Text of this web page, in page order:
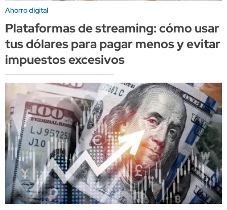
Ahorro digital
Plataformas de streaming: cómo usar
tus dólares para pagar menos y evitar
impuestos excesivos